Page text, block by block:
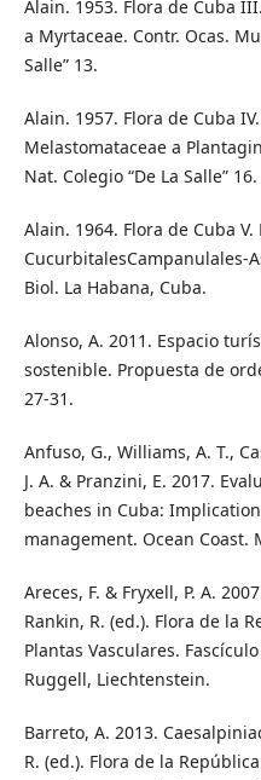
Alain. 1953. Flora de Cuba
a Myrtaceae. Contr. Ocas.
Salle” 13.
Alain. 1957. Flora de Cuba
Melastomataceae a
Nat. Colegio “De La Salle” 16.
Alain. 1964. Flora de Cuba
CucurbitalesCampanulales-
Biol. La Habana, Cuba.
Alonso, A. 2011. Espacio
sostenible. Propuesta de
27-31.
Anfuso, G., Williams, A. T.,
J. A. & Pranzini, E. 2017.
beaches in Cuba:
management. Ocean Coast.
Areces, F. & Fryxell, P. A.
Rankin, R. (ed.). Flora de la
Plantas Vasculares.
Ruggell, Liechtenstein.
Barreto, A. 2013.
R. (ed.). Flora de la